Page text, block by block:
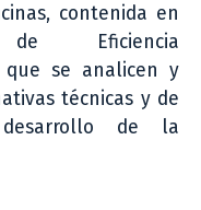
contenida en
Eficiencia
que se analicen y
técnicas y de
de la